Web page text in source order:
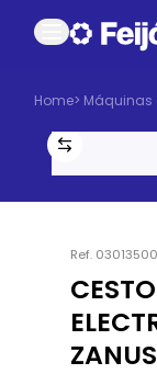
Home> Máquinas
Ref. 03013500